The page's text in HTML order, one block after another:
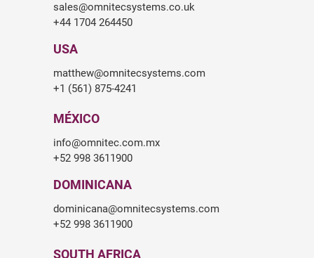
sales@omnitecsystems.co.uk
+44 1704 264450
USA
matthew@omnitecsystems.com
+1 (561) 875-4241
MÉXICO
info@omnitec.com.mx
+52 998 3611900
DOMINICANA
dominicana@omnitecsystems.com
+52 998 3611900
SOUTH AFRICA